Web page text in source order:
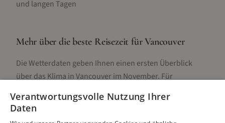
und langen Tagen
Mehr über die beste Reisezeit fürVancouver
Die Wetterdaten geben Ihnen einen ersten Überblick
über das Klima inVancouverim November. Für
regionalen Unterschieden, Aktivitäten und Reisetipps
Verantwortungsvolle Nutzung Ihrer
Daten